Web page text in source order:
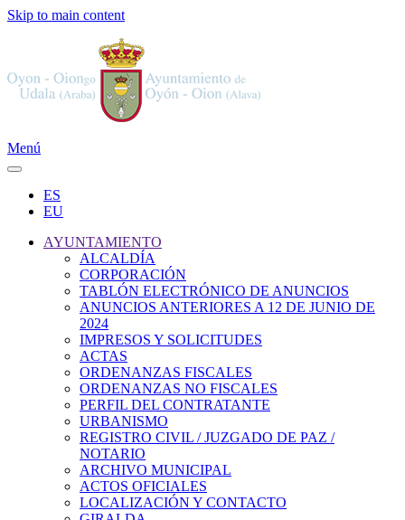
Skip to main content
Menú
ES
EU
AYUNTAMIENTO
ALCALDÍA
CORPORACIÓN
TABLÓN ELECTRÓNICO DE ANUNCIOS
ANUNCIOS ANTERIORES A 12 DE JUNIO DE
2024
IMPRESOS Y SOLICITUDES
ACTAS
ORDENANZAS FISCALES
ORDENANZAS NO FISCALES
PERFIL DEL CONTRATANTE
URBANISMO
REGISTRO CIVIL / JUZGADO DE PAZ /
NOTARIO
ARCHIVO MUNICIPAL
ACTOS OFICIALES
LOCALIZACIÓN Y CONTACTO